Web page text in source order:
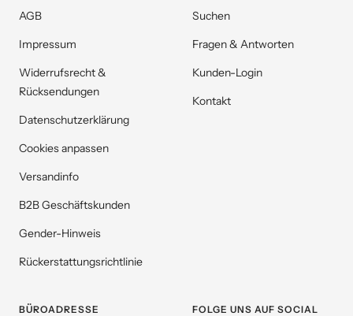
AGB
Impressum
Widerrufsrecht &
Rücksendungen
Datenschutzerklärung
Cookies anpassen
Versandinfo
B2B Geschäftskunden
Gender-Hinweis
Rückerstattungsrichtlinie
Suchen
Fragen & Antworten
Kunden-Login
Kontakt
BÜROADRESSE
FOLGE UNS AUF SOCIAL